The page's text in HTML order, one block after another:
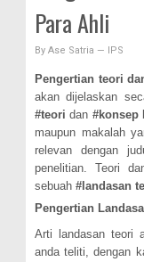
Para Ahli
By Ase Satria — IPS
Pengertian teori
akan dijelaskan
#teori dan #konsep
maupun makalah
relevan dengan
penelitian. Teori
sebuah # landasan
Pengertian
Arti landasan teori
anda teliti, dengan